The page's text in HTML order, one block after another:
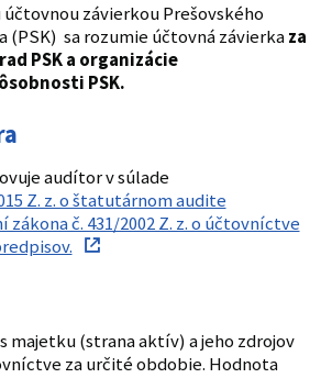
závierkou Prešovského
(PSK) sa rozumie účtovná závierkaza
PSK a organizácie
PSK.
audítor v súlade
Z. z. o štatutárnom audite
zákona č. 431/2002 Z. z. o účtovníctve
majetku (strana aktív) a jeho zdrojov
za určité obdobie. Hodnota